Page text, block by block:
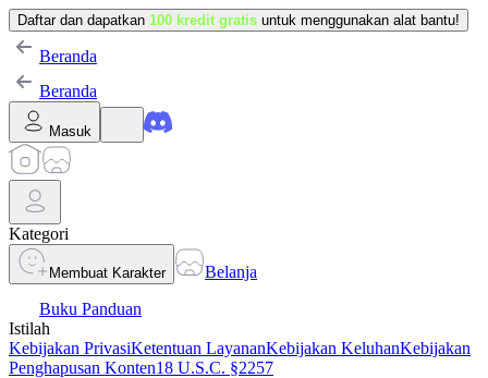
Daftar dan dapatkan 100 kredit gratis untuk menggunakan alat bantu!
Beranda
Beranda
Masuk
Kategori
Membuat Karakter
Belanja
Buku Panduan
Istilah
Kebijakan PrivasiKetentuan LayananKebijakan KeluhanKebijakan
Penghapusan Konten18 U.S.C. §2257